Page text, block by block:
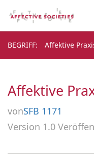
BEGRIFF Affektive
BEGRIFF
Affektive
vonSFB 1171
Version 1.0